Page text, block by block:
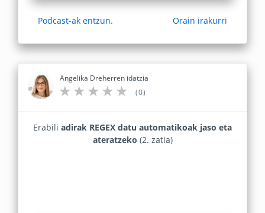
Podcast-ak entzun. Orain irakurri
Angelika Dreherren idatzia
(0)
Erabili adirak REGEX datu automatikoak jaso eta
ateratzeko (2. zatia)